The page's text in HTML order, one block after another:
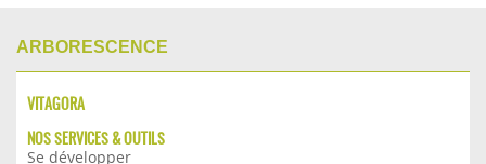
ARBORESCENCE
VITAGORA
NOS SERVICES & OUTILS
Se développer